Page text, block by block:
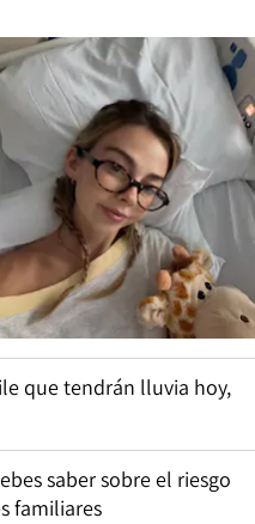
que tendrán lluvia hoy,
saber sobre el riesgo
familiares